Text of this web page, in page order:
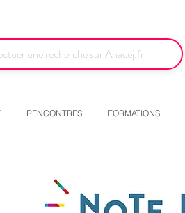
RENCONTRES FORMATIONS